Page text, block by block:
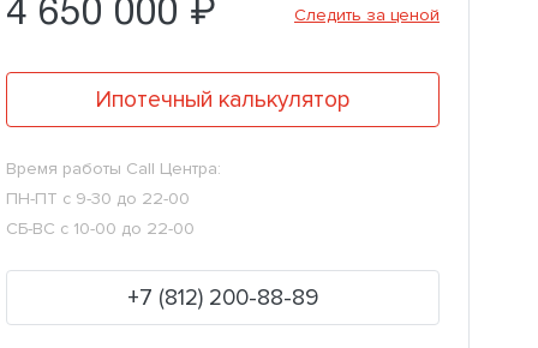
4 650 000 ₽ Следить за ценой
Ипотечный калькулятор
Время работы Call Центра:
ПН-ПТ с 9-30 до 22-00
СБ-ВС с 10-00 до 22-00
+7 (812) 200-88-89